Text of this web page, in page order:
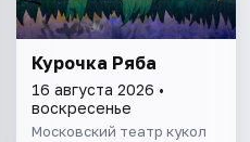
Курочка Ряба
16 августа 2026 •
воскресенье
Московский театр кукол